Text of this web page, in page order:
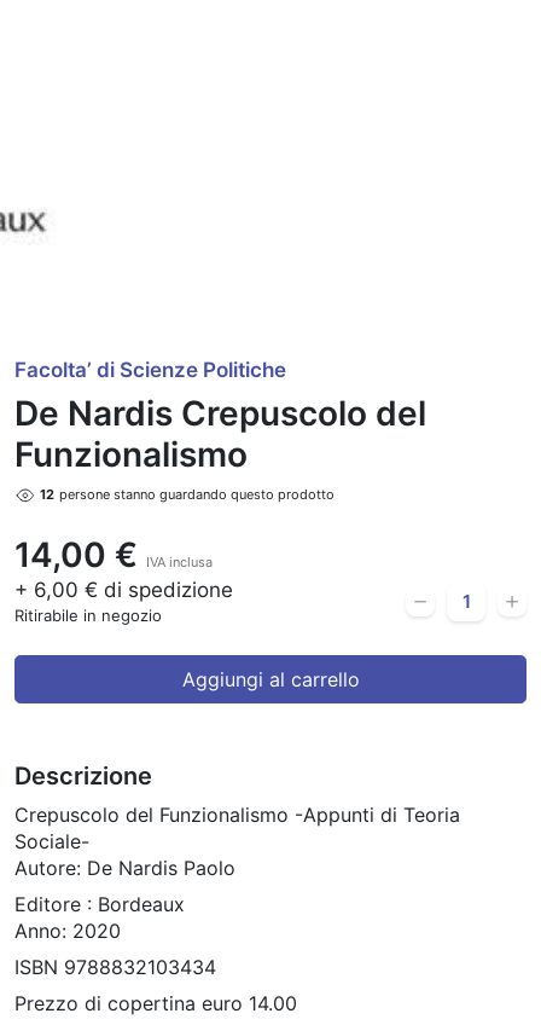
Facolta’ di Scienze Politiche
De Nardis Crepuscolo del
Funzionalismo
12 persone stanno guardando questo prodotto
14,00 € IVA inclusa
+ 6,00 € di spedizione
Ritirabile in negozio
Aggiungi al carrello
Descrizione
Crepuscolo del Funzionalismo -Appunti di Teoria
Sociale-
Autore: De Nardis Paolo
Editore : Bordeaux
Anno: 2020
ISBN 9788832103434
Prezzo di copertina euro 14.00